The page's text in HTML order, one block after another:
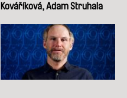
Kováříková, Adam Struhala